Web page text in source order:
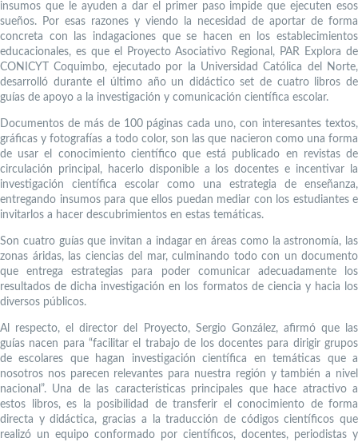
insumos que le ayuden a dar el primer paso impide que ejecuten esos
sueños. Por esas razones y viendo la necesidad de aportar de forma
concreta con las indagaciones que se hacen en los establecimientos
educacionales, es que el Proyecto Asociativo Regional, PAR Explora de
CONICYT Coquimbo, ejecutado por la Universidad Católica del Norte,
desarrolló durante el último año un didáctico set de cuatro libros de
guías de apoyo a la investigación y comunicación científica escolar.
Documentos de más de 100 páginas cada uno, con interesantes textos,
gráficas y fotografías a todo color, son las que nacieron como una forma
de usar el conocimiento científico que está publicado en revistas de
circulación principal, hacerlo disponible a los docentes e incentivar la
investigación científica escolar como una estrategia de enseñanza,
entregando insumos para que ellos puedan mediar con los estudiantes e
invitarlos a hacer descubrimientos en estas temáticas.
Son cuatro guías que invitan a indagar en áreas como la astronomía, las
zonas áridas, las ciencias del mar, culminando todo con un documento
que entrega estrategias para poder comunicar adecuadamente los
resultados de dicha investigación en los formatos de ciencia y hacia los
diversos públicos.
Al respecto, el director del Proyecto, Sergio González, afirmó que las
guías nacen para “facilitar el trabajo de los docentes para dirigir grupos
de escolares que hagan investigación científica en temáticas que a
nosotros nos parecen relevantes para nuestra región y también a nivel
nacional”. Una de las características principales que hace atractivo a
estos libros, es la posibilidad de transferir el conocimiento de forma
directa y didáctica, gracias a la traducción de códigos científicos que
realizó un equipo conformado por científicos, docentes, periodistas y